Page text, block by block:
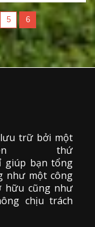
5 6
trữ bởi một
thứ
giúp bạn tổng
như một công
hữu cũng như
chịu trách